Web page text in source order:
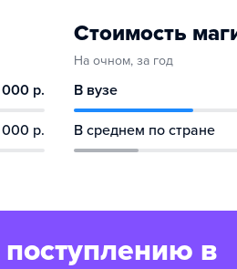
р.
000 р.
Стоимость
На очном, за год
В вузе
В среднем по стране
в